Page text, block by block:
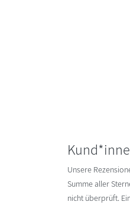
Unsere
Summe aller
nicht überprüft.